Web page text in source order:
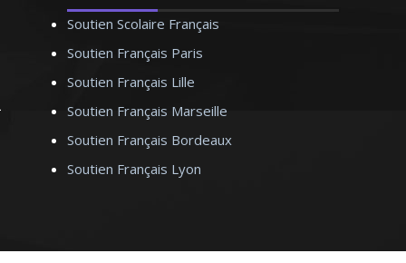
Soutien Scolaire Français
Soutien Français Paris
Soutien Français Lille
Soutien Français Marseille
Soutien Français Bordeaux
Soutien Français Lyon